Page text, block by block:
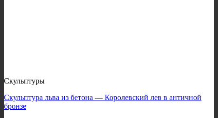
Скульптуры
Скульптура льва из бетона — Королевский лев в античной
бронзе